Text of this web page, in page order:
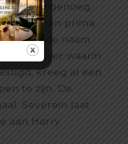
is hier genoeg,
kan prima
Millèn, de naam
Tower waarin
kreeg al een
te zijn. De
Severein laat
aan Harry